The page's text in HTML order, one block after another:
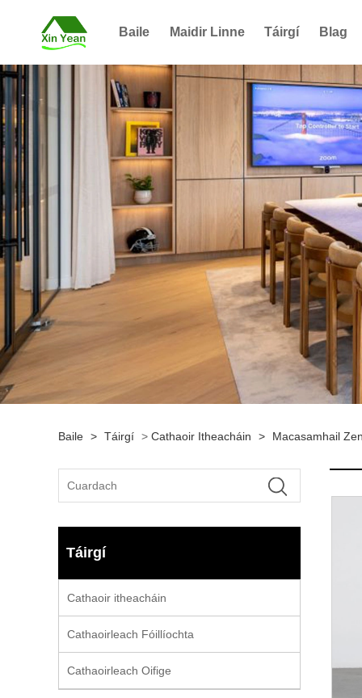
Baile Maidir Linne Táirgí Blag
Baile > Táirgí > Cathaoir Itheacháin > Macasamhail
Táirgí
Cathaoir itheacháin
Cathaoirleach Fóillíochta
Cathaoirleach Oifige